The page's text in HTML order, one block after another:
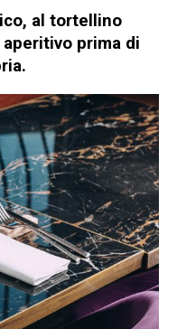
, al tortellino
prima di